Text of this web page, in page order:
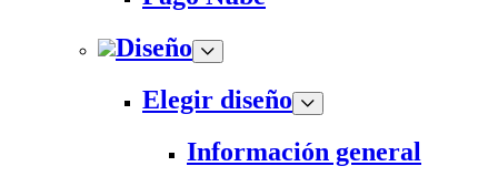
Diseño
Elegir diseño
Información general